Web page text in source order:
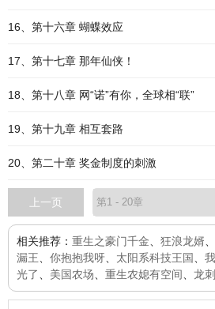
16、第十六章 蝴蝶效应
17、第十七章 那年仙侠！
18、第十八章 网“诺”有你，全球相“联”
19、第十九章 相互套路
20、第二十章 奖金制度的刺激
上一页
相关推荐： 重生之豪门千金 狂浪龙婿
漏王
你抱抱我呀 太阳系科技王国
光了
美国农场 重生农媳有空间 龙